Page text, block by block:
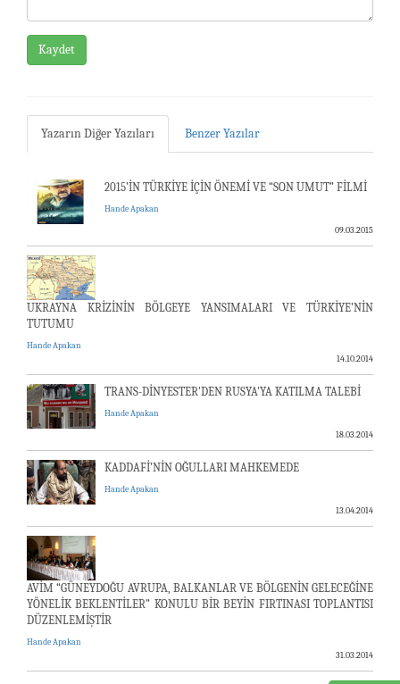
Kaydet
Yazarın Diğer Yazıları Benzer Yazılar
2015’İN TÜRKİYE İÇİN ÖNEMİ VE “SON UMUT” FİLMİ
Hande Apakan
09.03.2015
UKRAYNA KRİZİNİN BÖLGEYE YANSIMALARI VE TÜRKİYE’NİN
TUTUMU
Hande Apakan
14.10.2014
TRANS-DİNYESTER'DEN RUSYA'YA KATILMA TALEBİ
Hande Apakan
18.03.2014
KADDAFİ’NİN OĞULLARI MAHKEMEDE
Hande Apakan
13.04.2014
AVİM “GÜNEYDOĞU AVRUPA, BALKANLAR VE BÖLGENİN GELECEĞİNE
YÖNELİK BEKLENTİLER” KONULU BİR BEYİN FIRTINASI TOPLANTISI
DÜZENLEMİŞTİR
Hande Apakan
31.03.2014